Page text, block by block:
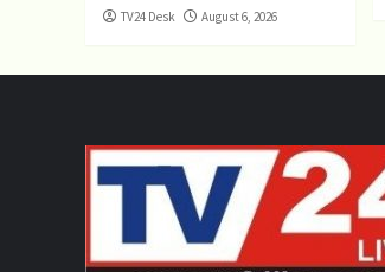
TV24 Desk August 6, 2026